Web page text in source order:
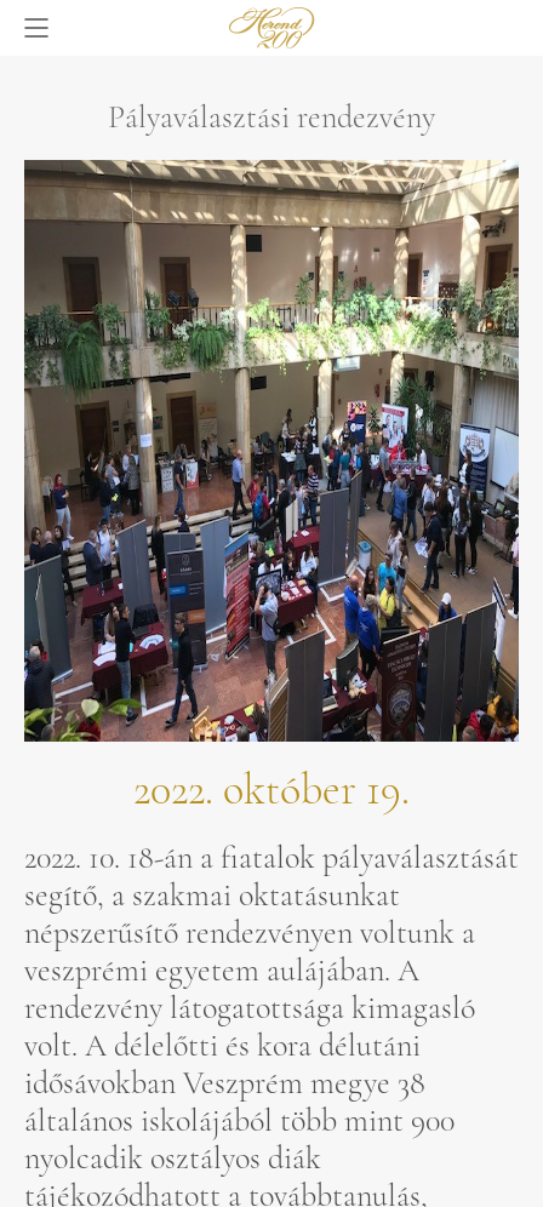
Pályaválasztási rendezvény
2022. október 19.
2022. 10. 18-án a fiatalok pályaválasztását
segítő, a szakmai oktatásunkat
népszerűsítő rendezvényen voltunk a
veszprémi egyetem aulájában. A
rendezvény látogatottsága kimagasló
volt. A délelőtti és kora délutáni
idősávokban Veszprém megye 38
általános iskolájából több mint 900
nyolcadik osztályos diák
tájékozódhatott a továbbtanulás,